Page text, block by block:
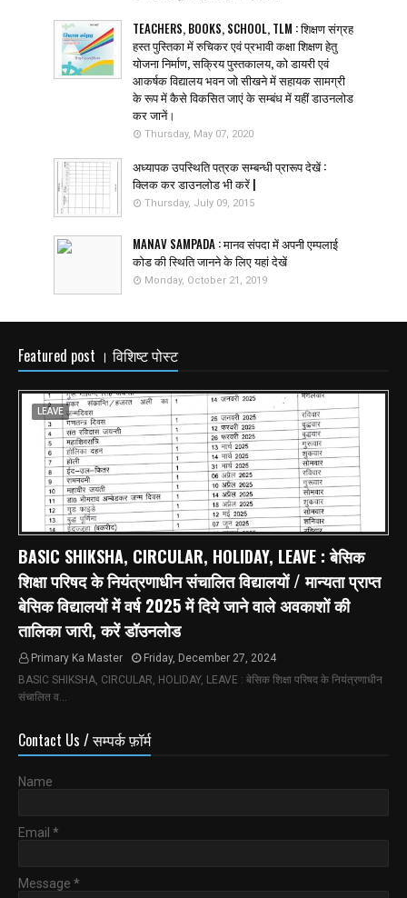
TEACHERS, BOOKS, SCHOOL, TLM : शिक्षण संग्रह
हस्त पुस्तिका में रुचिकर एवं प्रभावी कक्षा शिक्षण हेतु
योजना निर्माण, सक्रिय पुस्तकालय, को डायरी एवं
आकर्षक विद्यालय भवन जो सीखने में सहायक सामग्री
के रूप में कैसे विकसित जाएं के सम्बंध में यहीं डाउनलोड
कर जानें।
Thursday, May 07, 2020
अध्यापक उपस्थिति पत्रक सम्बन्धी प्रारूप देखें :
क्लिक कर डाउनलोड भी करें |
Thursday, July 09, 2015
MANAV SAMPADA : मानव संपदा में अपनी एम्पलाई
कोड की स्थिति जानने के लिए यहां देखें
Monday, October 21, 2019
Featured post । विशिष्ट पोस्ट
LEAVE
BASIC SHIKSHA, CIRCULAR, HOLIDAY, LEAVE : बेसिक
शिक्षा परिषद के नियंत्रणाधीन संचालित विद्यालयों / मान्यता प्राप्त
बेसिक विद्यालयों में वर्ष 2025 में दिये जाने वाले अवकाशों की
तालिका जारी, करें डॉउनलोड
Primary Ka Master
Friday, December 27, 2024
BASIC SHIKSHA, CIRCULAR, HOLIDAY, LEAVE : बेसिक शिक्षा परिषद के नियंत्रणाधीन
संचालित व…
Contact Us / सम्पर्क फ़ॉर्म
Name
Email *
Message *